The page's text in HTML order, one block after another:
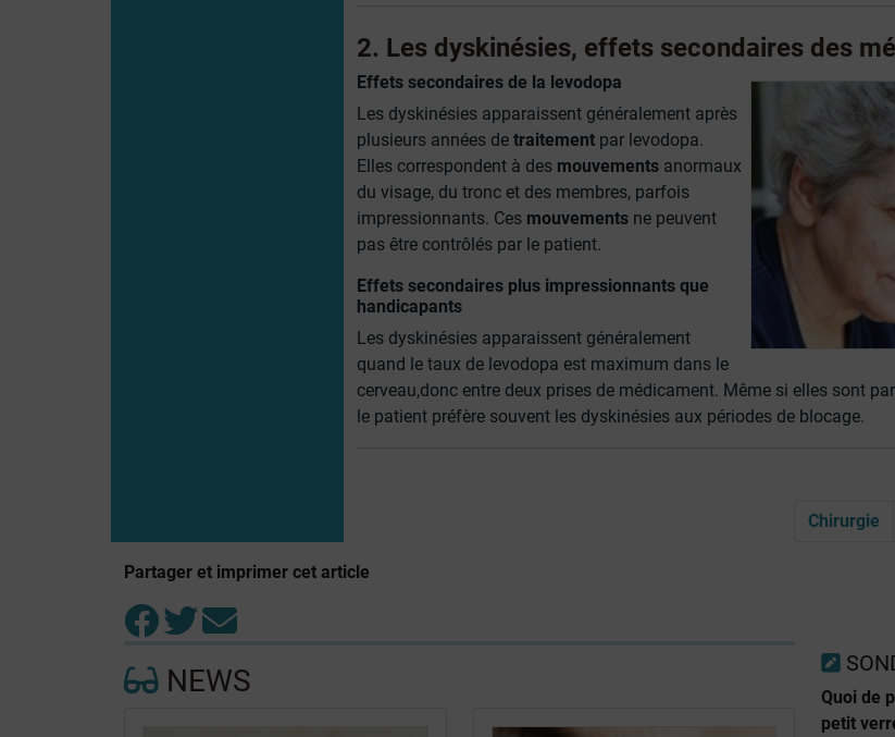
2. Les dyskinésies, effets secondaires des
Effets secondaires de la levodopa
Les dyskinésies apparaissent généralement après
plusieurs années de traitementpar levodopa.
Elles correspondent à des mouvementsanormaux
du visage, du tronc et des membres, parfois
impressionnants. Ces mouvementsne peuvent
pas être contrôlés par le patient.
Effets secondaires plus impressionnants que
handicapants
Les dyskinésies apparaissent généralement
quand le taux de levodopa est maximum dans le
cerveau,donc entre deux prises de médicament. Même si elles sont
le patient préfère souvent les dyskinésies aux périodes de blocage.
Chirurgie
Partager et imprimer cet article
NEWS
Quoi de
petit